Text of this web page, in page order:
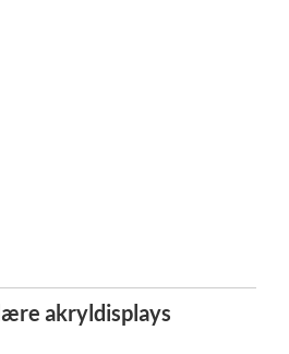
akryldisplays